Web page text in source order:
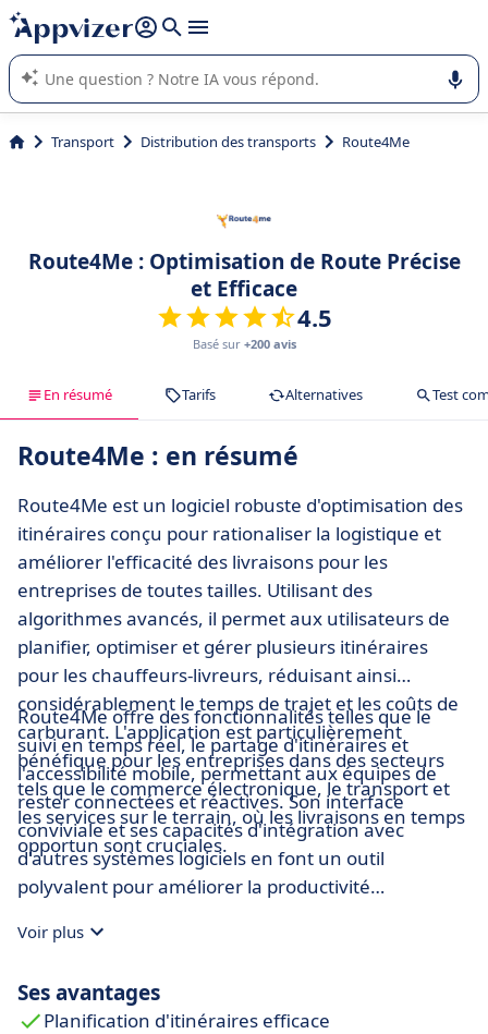
répondre (plusieurs lignes avec
L'IA de Appvizer vous guide dans l'utilisation ou la sélection de
logiciel SaaS en entreprise.
Transport Distribution des transports Route4Me
Route4Me : Optimisation de Route Précise
et Efficace
4.5
Basé sur +200 avis
En résumé Tarifs Alternatives Test
Route4Me : en résumé
Route4Me est un logiciel robuste d'optimisation des
itinéraires conçu pour rationaliser la logistique et
améliorer l'efficacité des livraisons pour les
entreprises de toutes tailles. Utilisant des
algorithmes avancés, il permet aux utilisateurs de
planifier, optimiser et gérer plusieurs itinéraires
pour les chauffeurs-livreurs, réduisant ainsi
considérablement le temps de trajet et les coûts de
carburant. L'application est particulièrement
bénéfique pour les entreprises dans des secteurs
tels que le commerce électronique, le transport et
les services sur le terrain, où les livraisons en temps
opportun sont cruciales.
Route4Me offre des fonctionnalités telles que le
suivi en temps réel, le partage d'itinéraires et
l'accessibilité mobile, permettant aux équipes de
rester connectées et réactives. Son interface
conviviale et ses capacités d'intégration avec
d'autres systèmes logiciels en font un outil
polyvalent pour améliorer la productivité
Globalement, Route4Me permet aux entreprises de
plus rentable.
Voir plus
Ses avantages
Planification d'itinéraires efficace